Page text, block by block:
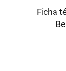
Ficha